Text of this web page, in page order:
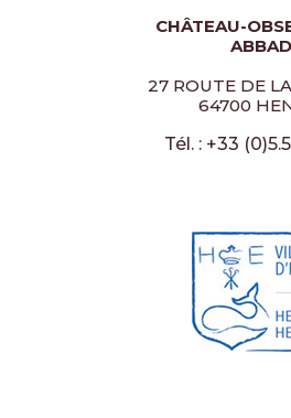
CHÂTEAU-
27 ROUTE DE
64700
Tél. : +33